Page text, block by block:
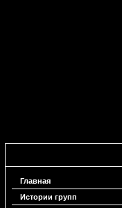
Главная
Истории групп